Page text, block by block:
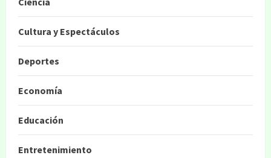
Cultura y Espectáculos
Deportes
Economía
Educación
Entretenimiento